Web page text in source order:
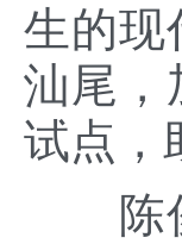
生的现
汕尾，
试点，
陈俊